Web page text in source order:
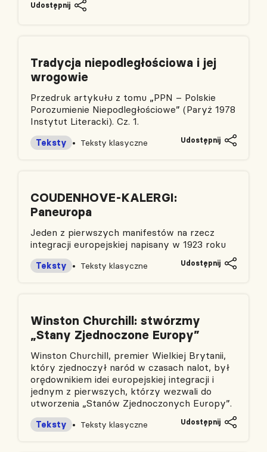
Udostępnij
Tradycja niepodległościowa i jej
wrogowie
Przedruk artykułu z tomu „PPN – Polskie
Porozumienie Niepodległościowe” (Paryż 1978
Instytut Literacki). Cz. 1.
Teksty Teksty klasyczne Udostępnij
COUDENHOVE-KALERGI:
Paneuropa
Jeden z pierwszych manifestów na rzecz
integracji europejskiej napisany w 1923 roku
Teksty Teksty klasyczne Udostępnij
Winston Churchill: stwórzmy
„Stany Zjednoczone Europy”
Winston Churchill, premier Wielkiej Brytanii,
który zjednoczył naród w czasach nalot, był
orędownikiem idei europejskiej integracji i
jednym z pierwszych, którzy wezwali do
utworzenia „Stanów Zjednoczonych Europy”.
Teksty Teksty klasyczne Udostępnij